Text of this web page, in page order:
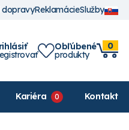
dopravyReklamácieSlužby
Obľúbené
produkty
0
Kariéra Kontakt